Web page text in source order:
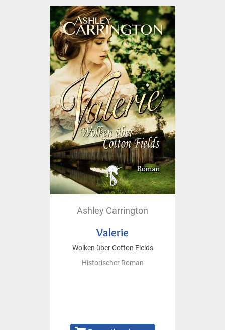
Ashley Carrington
Valerie
Wolken über Cotton Fields
Historischer Roman